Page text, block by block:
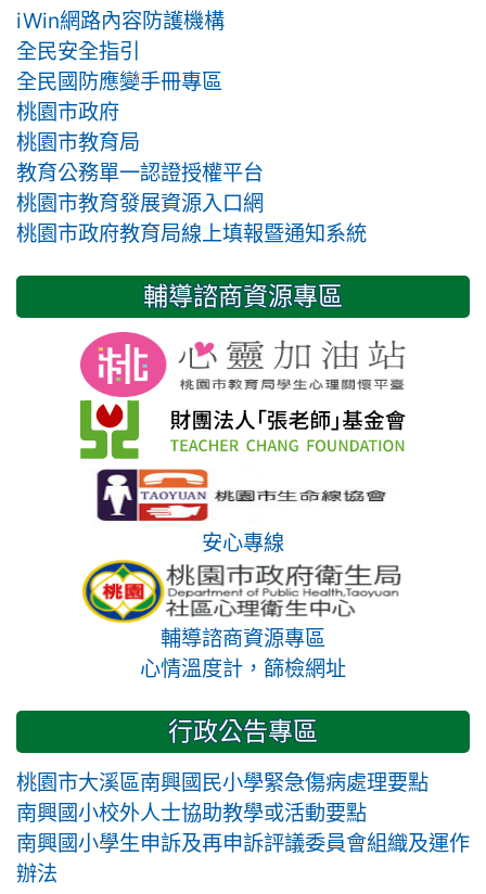
iWin網路內容防護機構
全民安全指引
全民國防應變手冊專區
桃園市政府
桃園市教育局
教育公務單一認證授權平台
桃園市教育發展資源入口網
桃園市政府教育局線上填報暨通知系統
輔導諮商資源專區
安心專線
輔導諮商資源專區
心情溫度計，篩檢網址
行政公告專區
桃園市大溪區南興國民小學緊急傷病處理要點
南興國小校外人士協助教學或活動要點
南興國小學生申訴及再申訴評議委員會組織及運作
辦法